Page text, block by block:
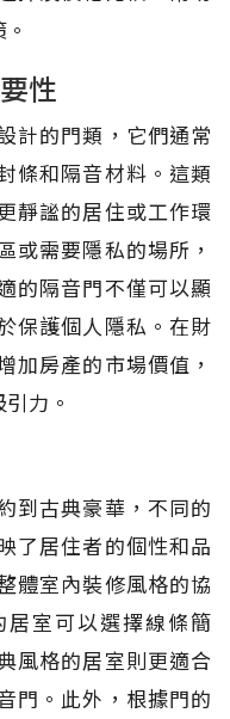
性
計的門類，它們通常
條和隔音材料。這類
靜謐的居住或工作環
或需要隱私的場所，
的隔音門不僅可以顯
保護個人隱私。在財
加房產的市場價值，
力。
到古典豪華，不同的
了居住者的個性和品
體室內裝修風格的協
室可以選擇線條簡
風格的居室則更適合
門。此外，根據門的